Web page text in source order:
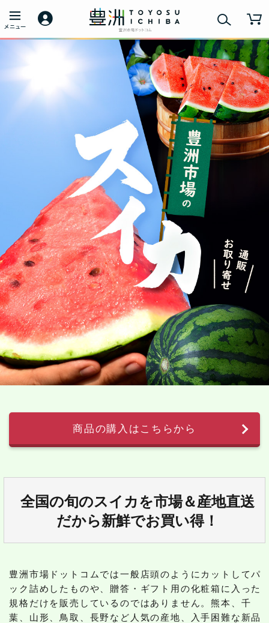
商品の購入はこちらから
全国の旬のスイカを市場＆産地直送
だから新鮮でお買い得！
豊洲市場ドットコムでは一般店頭のようにカットしてパ
ック詰めしたものや、贈答・ギフト用の化粧箱に入った
規格だけを販売しているのではありません。熊本、千
葉、山形、鳥取、長野など人気の産地、入手困難な新品